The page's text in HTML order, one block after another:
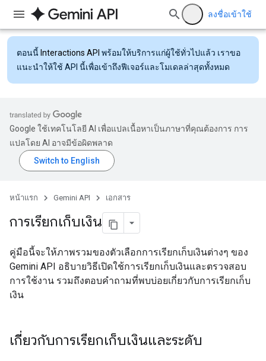
ลงชื่อเข้าใช้
ตอนนี้ Interactions API พร้อมให้บริการแก่ผู้ใช้ทั่วไปแล้ว เราขอ
แนะนำให้ใช้ API นี้เพื่อเข้าถึงฟีเจอร์และโมเดลล่าสุดทั้งหมด
Google ใช้เทคโนโลยี AI เพื่อแปลเนื้อหาเป็นภาษาที่คุณต้องการ การ
แปลโดย AI อาจมีข้อผิดพลาด
หน้าแรก Gemini API เอกสาร
การเรียกเก็บเงิน
คู่มือนี้จะให้ภาพรวมของตัวเลือกการเรียกเก็บเงินต่างๆ ของ
Gemini API อธิบายวิธีเปิดใช้การเรียกเก็บเงินและตรวจสอบ
การใช้งาน รวมถึงตอบคำถามที่พบบ่อยเกี่ยวกับการเรียกเก็บ
เงิน
เกี่ยวกับการเรียกเก็บเงินและระดับ